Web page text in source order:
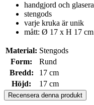
handgjord och
stengods
varje kruka är unik
mått: Ø 17 x H 17 cm
Material: Stengods
Form:
Rund
Bredd:
17 cm
Höjd:
17 cm
Recensera denna produkt